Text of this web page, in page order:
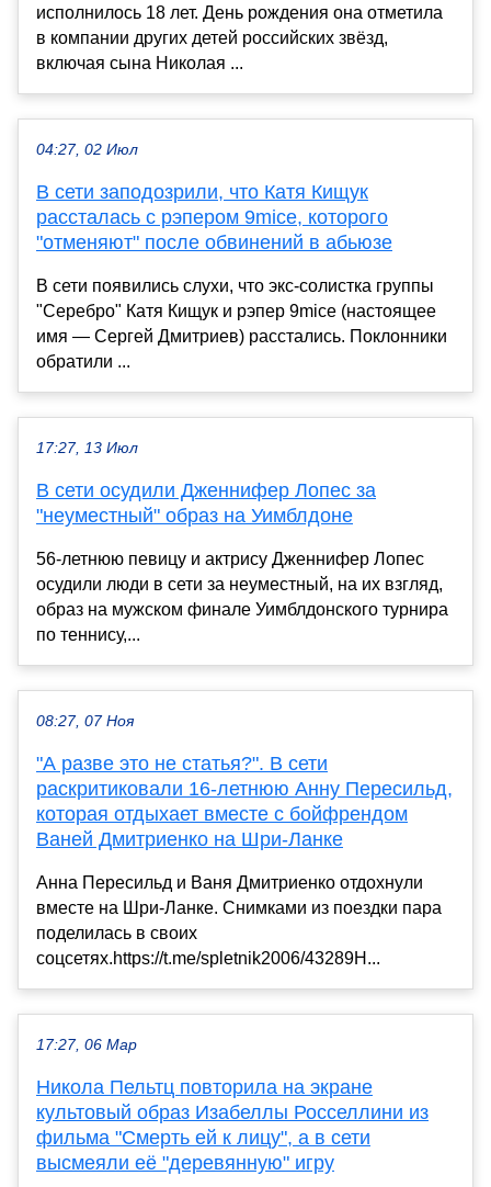
исполнилось 18 лет. День рождения она отметила
в компании других детей российских звёзд,
включая сына Николая ...
04:27, 02 Июл
В сети заподозрили, что Катя Кищук
рассталась с рэпером 9mice, которого
"отменяют" после обвинений в абьюзе
В сети появились слухи, что экс-солистка группы
"Серебро" Катя Кищук и рэпер 9mice (настоящее
имя — Сергей Дмитриев) расстались. Поклонники
обратили ...
17:27, 13 Июл
В сети осудили Дженнифер Лопес за
"неуместный" образ на Уимблдоне
56-летнюю певицу и актрису Дженнифер Лопес
осудили люди в сети за неуместный, на их взгляд,
образ на мужском финале Уимблдонского турнира
по теннису,...
08:27, 07 Ноя
"А разве это не статья?". В сети
раскритиковали 16-летнюю Анну Пересильд,
которая отдыхает вместе с бойфрендом
Ваней Дмитриенко на Шри-Ланке
Анна Пересильд и Ваня Дмитриенко отдохнули
вместе на Шри-Ланке. Снимками из поездки пара
поделилась в своих
соцсетях.https://t.me/spletnik2006/43289Н...
17:27, 06 Мар
Никола Пельтц повторила на экране
культовый образ Изабеллы Росселлини из
фильма "Смерть ей к лицу", а в сети
высмеяли её "деревянную" игру